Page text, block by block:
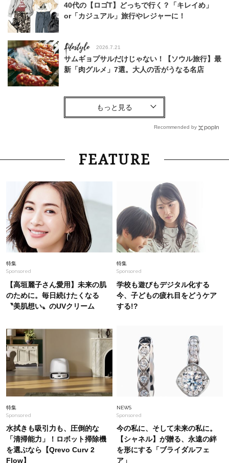
40代の【ロゴT】どっちで行く？「キレイめ」
or「カジュアル」旅行やレジャーに！
Lifestyle 2026.7.21
サムギョプサルだけじゃない！【ソウル旅行】最
新「肉グルメ」7選。大人の舌がうなる名店
Fashion
蛯原友里さん、この夏は【デニムのセットアッ
Fashion 2026.8.2
10年後もつけ続けたい造形美。40代が華やぐ
Fashion
〈帰省にも〉動きやすさ重視！40代「ワイドパ
ンツ」で作る最旬【旅コーデ】の正解4選
【シャツ×デニム】のストレスフリーコーデで真
夏のソロTIMEをフッ軽に堪能
2個持ちになっても「ミニバッグ」持ちたい派！
入れるものはどう分けてる？【STORYスタッフ
抜き打ちスナップ】
Fashion 2026.8.2
【エルメスのバッグ】気負わず日常に使えるモデ
ルは？蛯原友里さんと探す「最旬名品」4選
Recommended by
FEATURE
特集
Sponsored
【高垣麗子さん愛用】未来の肌
のために。毎日続けたくなる
〝美肌想い〟のUVクリーム
特集
Sponsored
学校も遊びもデジタル化する
今、子どもの疲れ目をどうケア
する!?
特集
Sponsored
水拭きも吸引力も、圧倒的な
「清掃能力」！ロボット掃除機
を選ぶなら【Qrevo Curv 2
Flow】
NEWS
Sponsored
今の私に、そして未来の私に。
【シャネル】が贈る、永遠の絆
を形にする「ブライダルフェ
ア」